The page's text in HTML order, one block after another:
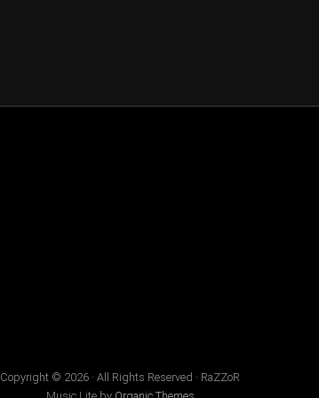
Copyright © 2026 · All Rights Reserved · RaZZoR